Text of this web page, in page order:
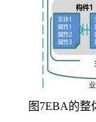
图7EBA的整